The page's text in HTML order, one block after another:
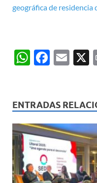
geográfica de residencia
W
s
A
p
p
F
b
o
o
k
E
ENTRADAS